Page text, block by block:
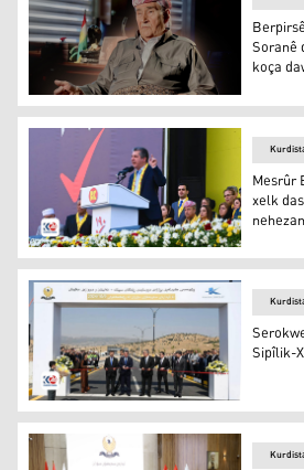
Hacî Mîrxan Dolemerî
Soranê
koça
Mesrûr Barzanî
Mesrûr
xelk
Serokwezîr Mesrûr Barzanî
Sipîlik-